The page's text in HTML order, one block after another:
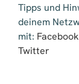
Tipps und
deinem
mit: Facebook
Twitter